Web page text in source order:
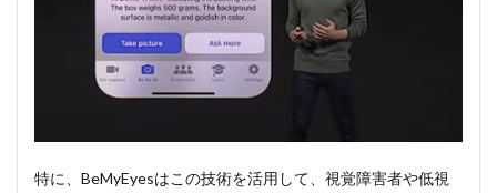
6.5
7
特に、BeMyEyesはこの技術を活用して、視覚障害者や低視